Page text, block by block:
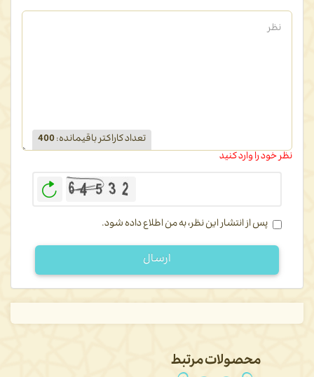
تعداد کاراکتر باقیمانده:
400
نظر خود را وارد کنید
پس از انتشار این نظر، به من اطلاع داده شود.
ارسال
محصولات مرتبط